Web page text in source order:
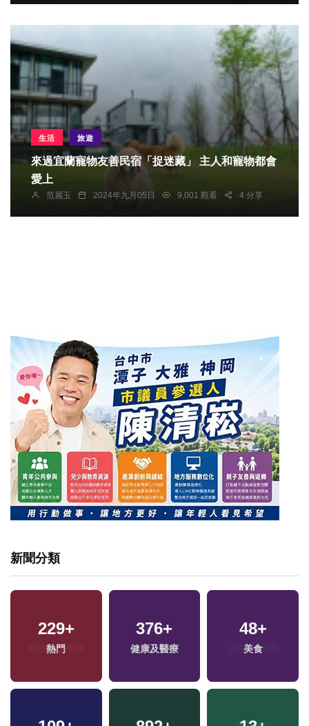
生活 旅遊
來過宜蘭寵物友善民宿「捉迷藏」 主人和寵物都會
愛上
范麗玉 2024年九月05日 9,001 觀看 4 分享
新聞分類
229+
熱門
376+
健康及醫療
48+
美食